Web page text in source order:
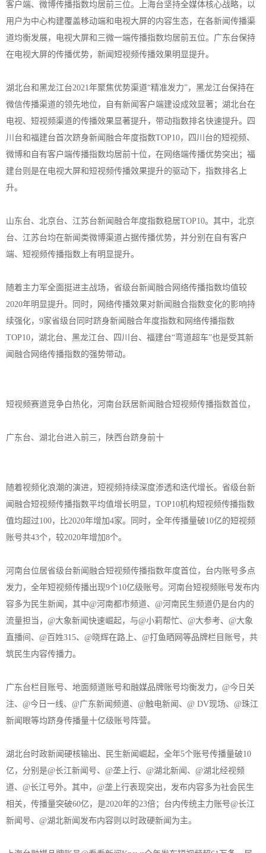
客户端、微博传播指数均居前三位。上海台坚持全媒体核心战略，以
用户为中心构建覆盖移动端和电视大屏的内容生态，在各新闻传播渠
道均衡发展，电视大屏和三微一端传播指数均居前五位。广东台保持
在电视大屏的传播优势，新闻短视频传播效果明显提升。
湖北台和黑龙江台2021年聚焦优势渠道“精准发力”，黑龙江台保持在
微信传播渠道的领先地位，自有新闻客户端建设成效显著；湖北台在
电视、短视频渠道的传播效果显著提升，带动指数排名快速提升。四
川台和福建台首次跻身新闻融合年度指数TOP10，四川台的短视频、
微博和自有客户端传播指数均居前十位，在网络端传播优势突出；福
建台则是在电视大屏和短视频传播效果提升的驱动下，指数排名上
升。
山东台、北京台、江苏台新闻融合年度指数稳居TOP10。其中，北京
台、江苏台均在新闻类微博渠道占据传播优势，并分别在自有客户
端、短视频传播指数上有明显提升。
随着主力军全面挺进主战场，省级台新闻融合网络传播指数均值较
2020年明显提升。同时，网络传播效果对新闻融合指数变化的影响持
续强化，9家省级台同时跻身新闻融合年度指数和网络传播指数
TOP10，湖北台、黑龙江台、四川台、福建台“弯道超车”也是受其新
闻融合网络传播指数的强势带动。
短视频赛道竞争白热化，河南台跃居新闻融合短视频传播指数首位，
广东台、湖北台进入前三，陕西台跻身前十
随着视频化浪潮的演进，短视频持续深度渗透和迭代增长。省级台新
闻融合短视频传播指数平均值增长明显，TOP10机构短视频传播指数
值均超过100，比2020年增加4家。同时，全年传播量破10亿的短视频
账号共43个，较2020年增加8个。
河南台位居省级台新闻融合短视频传播指数年度首位，台内账号多点
发力，全年短视频传播出现9个10亿级账号。河南台短视频账号发布内
容多为民生新闻，其中@河南都市频道、@河南民生频道仍是台内的
流量担当，@大象新闻快速崛起，与@小莉帮忙、@大参考、@大象
直播间、@百姓315、@晓辉在路上、@打鱼晒网等品牌栏目账号，共
筑民生内容传播力。
广东台栏目账号、地面频道账号和融媒品牌账号均衡发力，@今日关
注、@今日一线、@广东新闻频道、@触电新闻、@ DV现场、@珠江
新闻眼等均跻身传播量十亿级账号阵营。
湖北台时政新闻硬核输出、民生新闻崛起，全年5个账号传播量破10
亿，分别是@长江新闻号、@垄上行、@湖北新闻、@湖北经视频
道、@长江号外。其中，@垄上行表现突出，发布内容多为社会民生
相关，传播量突破60亿，是2020年的23倍；台内传统主力账号@长江
新闻号、@湖北新闻发布内容则以时政硬新闻为主。